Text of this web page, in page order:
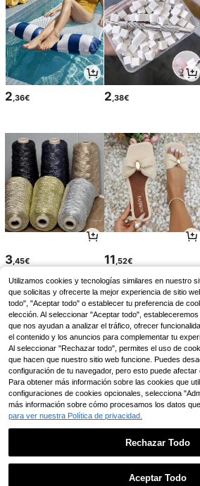
2,36€ 2,38€
3,45€ 11,52€
8 7
Utilizamos cookies y tecnologías similares en nuestro
que solicitas y ofrecerte la mejor experiencia de sitio
todo", "Aceptar todo" o establecer tu preferencia de
elección. Al seleccionar "Aceptar todo",
que nos ayudan a analizar el tráfico, ofrecer
el contenido y los anuncios para complementar tu
Al seleccionar "Rechazar todo", permites el uso de
que hacen que nuestro sitio web funcione. Puedes
configuración de tu navegador, pero esto puede afectar
Para obtener más información sobre las cookies que
configuraciones de cookies opcionales, selecciona
más información sobre cómo procesamos los datos
para ver nuestra Política de privacidad.
Rechazar Todo
Aceptar Todo